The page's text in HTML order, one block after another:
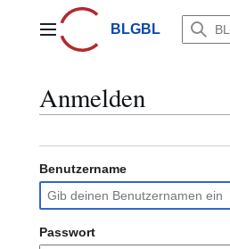
springenHauptmenüBLGBL
Anmelden
Benutzername
Passwort